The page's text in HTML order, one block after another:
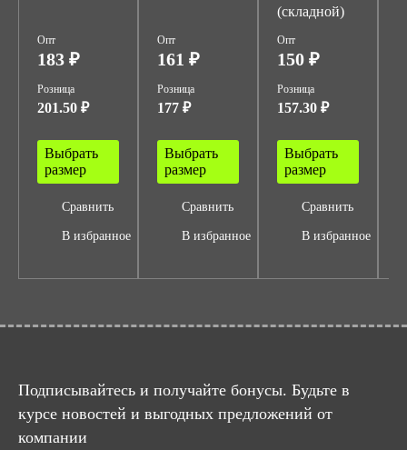
Опт
183 ₽
Розница
201.50 ₽
Выбрать
размер
Сравнить
В избранное
Опт
161 ₽
Розница
177 ₽
Выбрать
размер
Сравнить
В избранное
(складной)
Опт
150 ₽
Розница
157.30 ₽
Выбрать
размер
Сравнить
В избранное
Подписывайтесь и получайте бонусы. Будьте в
курсе новостей и выгодных предложений от
компании